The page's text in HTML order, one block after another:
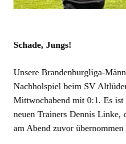
Schade, Jungs!
Unsere Brandenburgliga-
Nachholspiel beim SV
Mittwochabend mit 0:1. Es ist
neuen Trainers Dennis Linke,
am Abend zuvor übernommen